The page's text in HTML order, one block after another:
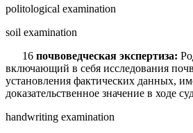
politological examination
soil examination
16 почвоведческая экспертиза:
включающий в себя исследования
установления фактических данных,
доказательственное значение в ходе
handwriting examination